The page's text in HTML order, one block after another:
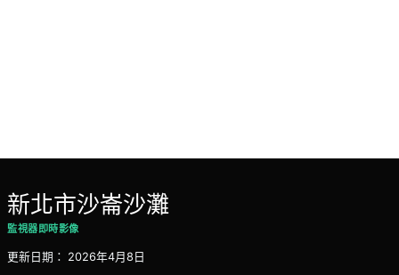
新北市沙崙沙灘
監視器即時影像
更新日期： 2026年4月8日